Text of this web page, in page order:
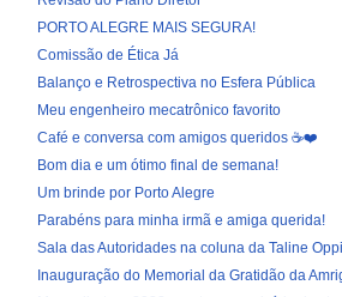
PORTO ALEGRE MAIS SEGURA!
Comissão de Ética Já
Balanço e Retrospectiva no Esfera Pública
Meu engenheiro mecatrônico favorito
Café e conversa com amigos queridos ☕️❤️
Bom dia e um ótimo final de semana!
Um brinde por Porto Alegre
Parabéns para minha irmã e amiga querida!
Sala das Autoridades na coluna da Taline
Inauguração do Memorial da Gratidão da